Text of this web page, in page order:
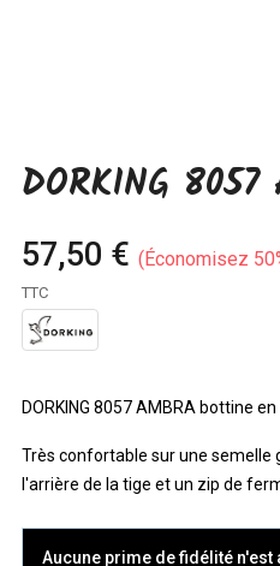
DORKING 8057
57,50 € Économisez
TTC
DORKING 8057 AMBRA bottine en
Très confortable sur une semelle
l'arrière de la tige et un zip de
Aucune prime de fidélité